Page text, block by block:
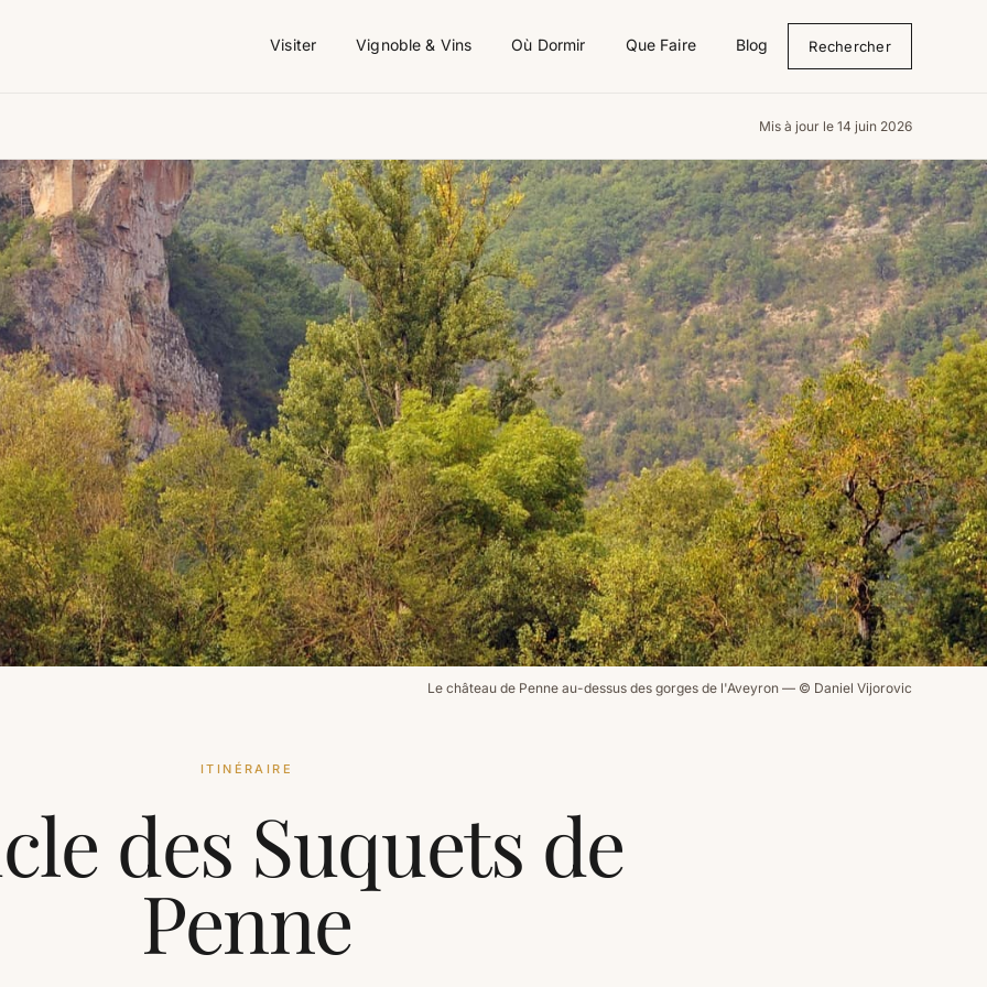
Visiter Vignoble & Vins Où Dormir Que Faire Blog Rechercher
Mis à jour le 14 juin 2026
Le château de Penne au-dessus des gorges de l'Aveyron — © Daniel Vijorovic
ITINÉRAIRE
des Suquets de
Penne